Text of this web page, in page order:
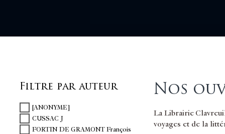
Filtre par auteur
[ANONYME]
CUSSAC J
FORTIN DE GRAMONT François
Nos
La Librairie
voyages et de la